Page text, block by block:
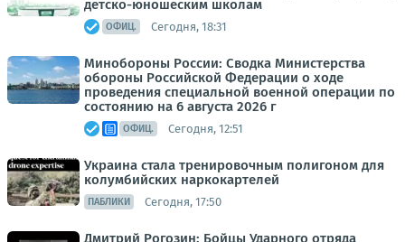
детско-юношеским школам
ОФИЦ. Сегодня, 18:31
Минобороны России: Сводка Министерства
обороны Российской Федерации о ходе
проведения специальной военной операции по
состоянию на 6 августа 2026 г
ОФИЦ. Сегодня, 12:51
Украина стала тренировочным полигоном для
колумбийских наркокартелей
ПАБЛИКИ Сегодня, 17:50
Дмитрий Рогозин: Бойцы Ударного отряда